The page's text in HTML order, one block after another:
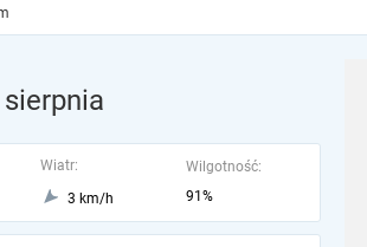
Wiatr:
3 km/h
Wilgotność:
91%